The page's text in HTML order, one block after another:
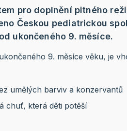
pro doplnění pitného
Českou pediatrickou
ukončeného 9. měsíce.
9. měsíce věku, je
umělých barviv a konzervantů
chuť, která děti potěší